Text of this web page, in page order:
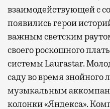
взаимодействующей с
появились герои
важным светским
своего роскошного
системы Laurastar.
саду во время знойного
музыкальным
колонки «Яндекса».